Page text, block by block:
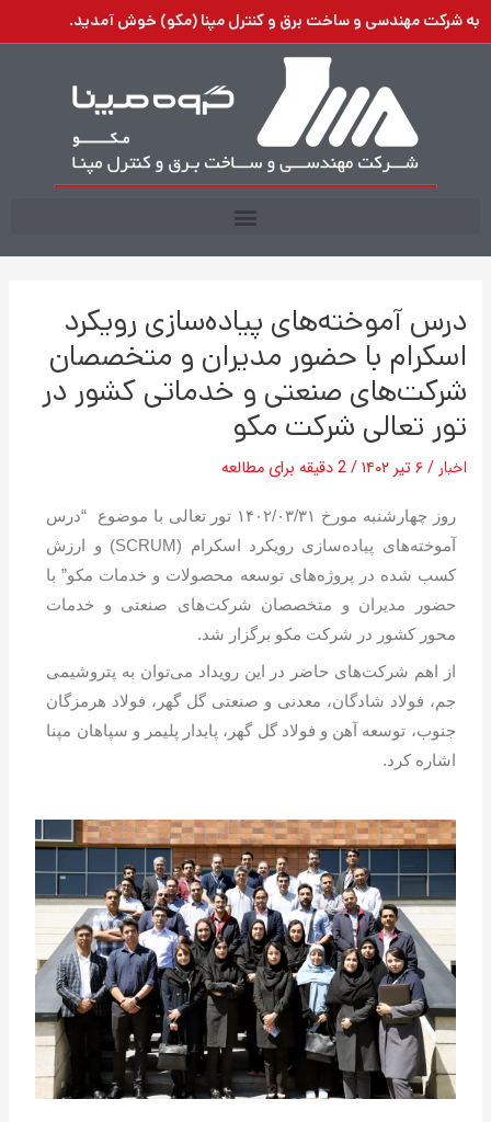
پرش
به
به شرکت مهندسی و ساخت برق و کنترل مپنا (مکو) خوش آمدید.
درس آموخته‌های پیاده‌سازی رویکرد
اسکرام با حضور مدیران و متخصصان
شرکت‌های صنعتی و خدماتی کشور در
تور تعالی شرکت مکو
اخبار /۶ تیر ۱۴۰۲ /2 دقیقه برای مطالعه
روز چهارشنبه مورخ ۱۴۰۲/۰۳/۳۱ تور تعالی با موضوع “درس
آموخته‌های پیاده‌سازی رویکرد اسکرام (SCRUM) و ارزش
کسب شده در پروژه‌های توسعه محصولات و خدمات مکو” با
حضور مدیران و متخصصان شرکت‌های صنعتی و خدمات
محور کشور در شرکت مکو برگزار شد.
از اهم شرکت‌های حاضر در این رویداد می‌توان به پتروشیمی
جم، فولاد شادگان، معدنی و صنعتی گل گهر، فولاد هرمزگان
جنوب، توسعه آهن و فولاد گل گهر، پایدار پلیمر و سپاهان مپنا
اشاره کرد.